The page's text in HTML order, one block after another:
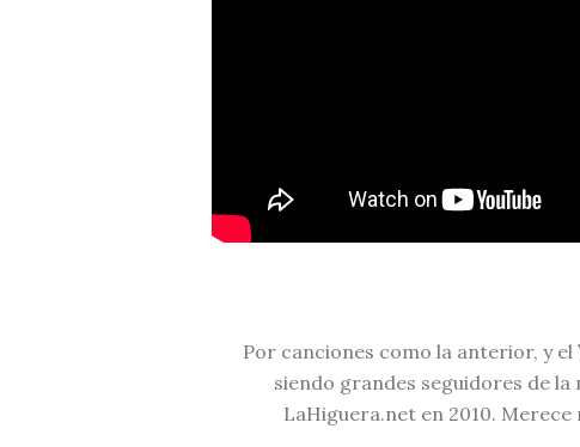
Por canciones como la anterior, y el
siendo grandes seguidores de
LaHiguera.net en 2010.